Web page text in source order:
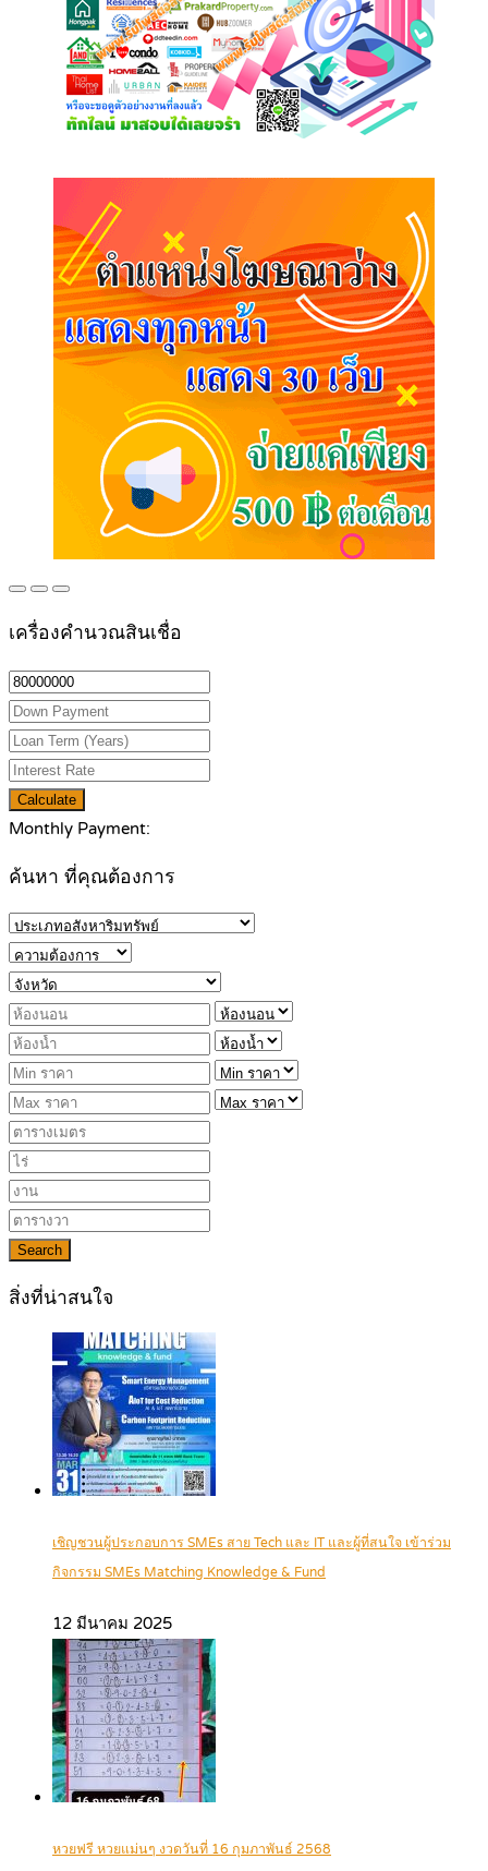
เครื่องคำนวณสินเชื่อ
Calculate
Monthly Payment:
ค้นหา ที่คุณต้องการ
Search
สิ่งที่น่าสนใจ
เชิญชวนผู้ประกอบการ SMEs สาย Tech และ IT และผู้ที่สนใจ เข้าร่วม
กิจกรรม SMEs Matching Knowledge & Fund
12 มีนาคม 2025
หวยฟรี หวยแม่นๆ งวดวันที่ 16 กุมภาพันธ์ 2568